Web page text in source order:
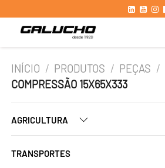
INÍCIO / PRODUTOS / PEÇAS /
COMPRESSÃO 15X65X333
AGRICULTURA
TRANSPORTES